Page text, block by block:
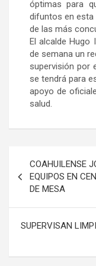
óptimas para
difuntos en esta
de las más
El alcalde Hugo
de semana un
supervisión por
se tendrá para
apoyo de
salud.
de
entradas
COAHUILENSE
EQUIPOS EN
DE MESA
SUPERVISAN